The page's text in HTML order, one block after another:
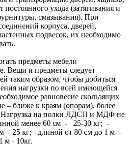
ухода (затягивания и
смазывания). При
корпуса, дверей,
подвесок, их необходимо
предметы мебели
Вещи и предметы следует
таким образом, чтобы добиться
нагрузки по всей имеющейся
равновесие скользящих
– ближе к краям (опорам), более
Нагрузка на полки ЛДСП и МДФ не
менее 60 см - 25-30 кг; -
- 25 кг; - длиной от 80 см до 1 м -
м - 10кг.